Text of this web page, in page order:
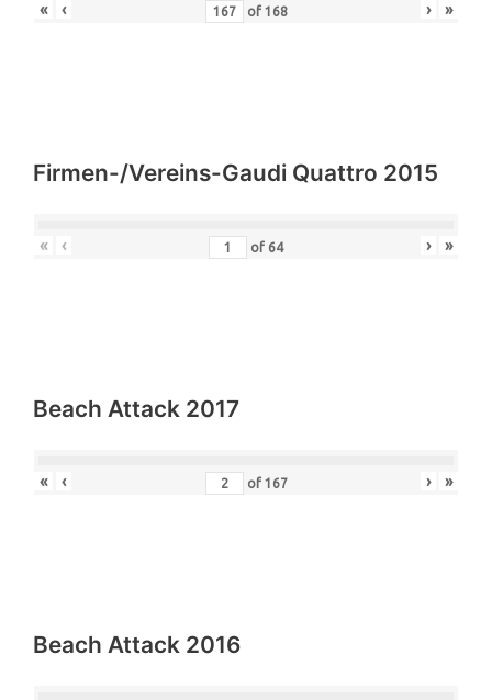
« ‹ of 168 › »
Firmen-/Vereins-Gaudi Quattro 2015
« ‹ of 64 › »
Beach Attack 2017
« ‹ of 167 › »
Beach Attack 2016